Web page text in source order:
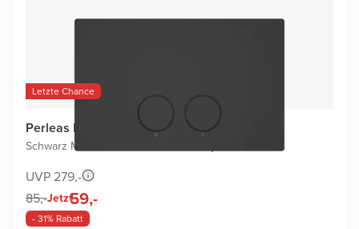
Letzte Chance
Perleas Betätigungsplatten
Schwarz Matt
UVP 279,-
85,-Jetzt59,-
- 31% Rabatt